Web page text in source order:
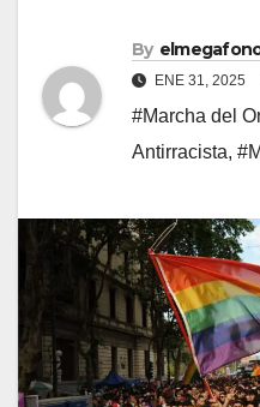
By
ENE 31, 2025
#Marcha del
Antirracista,